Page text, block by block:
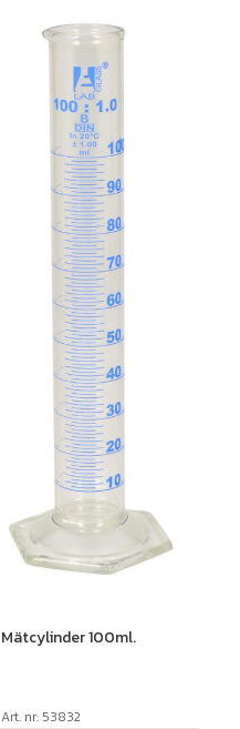
Mätcylinder 100ml.
Art. nr: 53832